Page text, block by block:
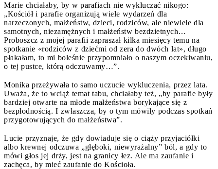
Marie chciałaby, by w parafiach nie wykluczać nikogo:
„Kościół i parafie organizują wiele wydarzeń dla
narzeczonych, małżeństw, dzieci, rodziców, ale niewiele dla
samotnych, niezamężnych i małżeństw bezdzietnych…
Proboszcz z mojej parafii zapraszał kilka miesięcy temu na
spotkanie «rodziców z dziećmi od zera do dwóch lat», długo
płakałam, to mi boleśnie przypomniało o naszym oczekiwaniu,
o tej pustce, którą odczuwamy…”.
Monika przeżywała to samo uczucie wykluczenia, przez lata.
Uważa, że to wciąż temat tabu, chciałaby też, „by parafie były
bardziej otwarte na młode małżeństwa borykające się z
bezpłodnością. I zwłaszcza, by o tym mówiły podczas spotkań
przygotowujących do małżeństwa”.
Lucie przyznaje, że gdy dowiaduje się o ciąży przyjaciółki
albo krewnej odczuwa „głęboki, niewyrażalny” ból, a gdy to
mówi głos jej drży, jest na granicy łez. Ale ma zaufanie i
zachęca, by mieć zaufanie do Kościoła.